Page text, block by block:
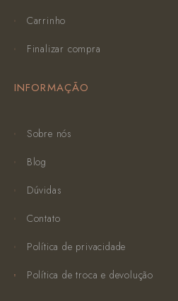
Carrinho
Finalizar compra
INFORMAÇÃO
Sobre nós
Blog
Dúvidas
Contato
Política de privacidade
Política de troca e devolução